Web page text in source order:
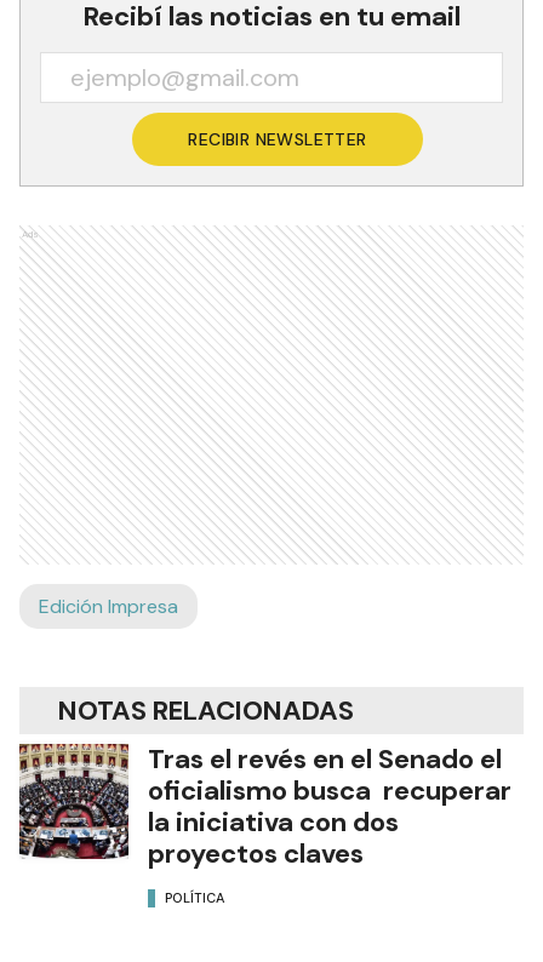
Recibí las noticias en tu email
RECIBIR NEWSLETTER
Ads
Edición Impresa
NOTAS RELACIONADAS
Tras el revés en el Senado el
oficialismo busca recuperar
la iniciativa con dos
proyectos claves
POLÍTICA